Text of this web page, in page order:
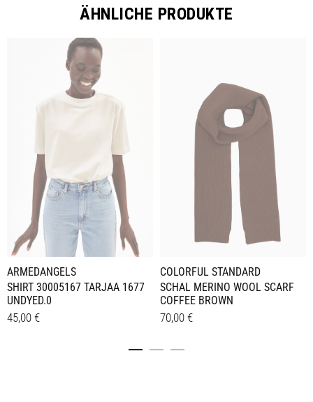
ÄHNLICHE PRODUKTE
ARMEDANGELS
SHIRT 30005167 TARJAA 1677
UNDYED.0
45,00 €
COLORFUL STANDARD
SCHAL MERINO WOOL SCARF
COFFEE BROWN
70,00 €